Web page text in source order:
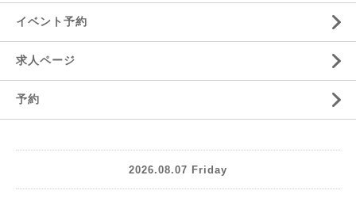
イベント予約
求人ページ
予約
2026.08.07 Friday